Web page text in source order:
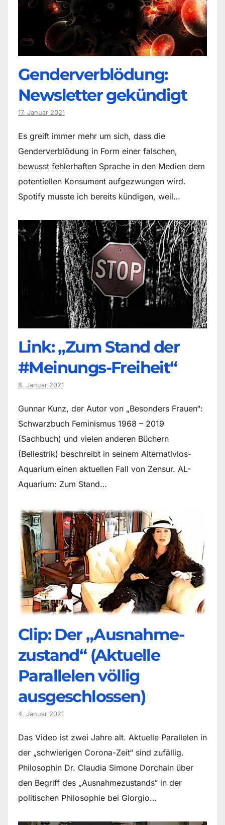
Genderverblödung:
Newsletter gekündigt
17. Januar 2021
Es greift immer mehr um sich, dass die
Genderverblödung in Form einer falschen,
bewusst fehlerhaften Sprache in den Medien dem
potentiellen Konsument aufgezwungen wird.
Spotify musste ich bereits kündigen, weil…
Link: „Zum Stand der
#Meinungs-Freiheit“
8. Januar 2021
Gunnar Kunz, der Autor von „Besonders Frauen“:
Schwarzbuch Feminismus 1968 – 2019
(Sachbuch) und vielen anderen Büchern
(Bellestrik) beschreibt in seinem Alternativlos-
Aquarium einen aktuellen Fall von Zensur. AL-
Aquarium: Zum Stand…
Clip: Der „Ausnahme-
zustand“ (Aktuelle
Parallelen völlig
ausgeschlossen)
4. Januar 2021
Das Video ist zwei Jahre alt. Aktuelle Parallelen in
der „schwierigen Corona-Zeit“ sind zufällig.
Philosophin Dr. Claudia Simone Dorchain über
den Begriff des „Ausnahmezustands“ in der
politischen Philosophie bei Giorgio…